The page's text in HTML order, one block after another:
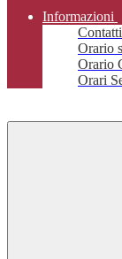
Informazioni
Contatti
Orario
Orario
Orari